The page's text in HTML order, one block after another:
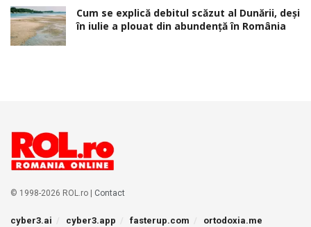
Cum se explică debitul scăzut al Dunării, deși
în iulie a plouat din abundență în România
© 1998-2026 ROL.ro | Contact
cyber3.ai cyber3.app fasterup.com ortodoxia.me